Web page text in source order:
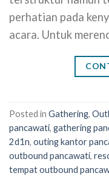
perhatian pada
acara. Untuk
Posted in Gathering,
pancawati, gathering
2d1n, outing kantor
outbound pancawati,
tempat outbound